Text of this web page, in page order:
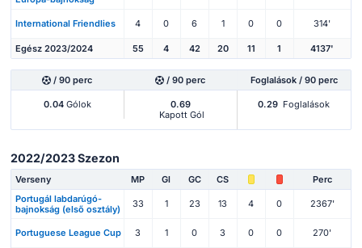
International Friendlies 4 0 6 1 0 0 314'
Egész 2023/2024 55 4 42 20 11 1 4137'
/ 90 perc / 90 perc Foglalások / 90 perc
0.04Gólok
0.69
Kapott Gól
0.29 Foglalások
2022/2023 Szezon
Verseny MP Gl GC CS
Perc
Portugál labdarúgó-
bajnokság (első osztály)
33 1 23 13 4 0 2367'
Portuguese League Cup 3 1 0 3 0 0 270'